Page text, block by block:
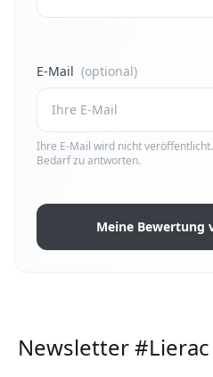
E-Mail (optional)
Ihre E-Mail wird nicht
Bedarf zu antworten.
Meine Bewertung
Newsletter #Lierac